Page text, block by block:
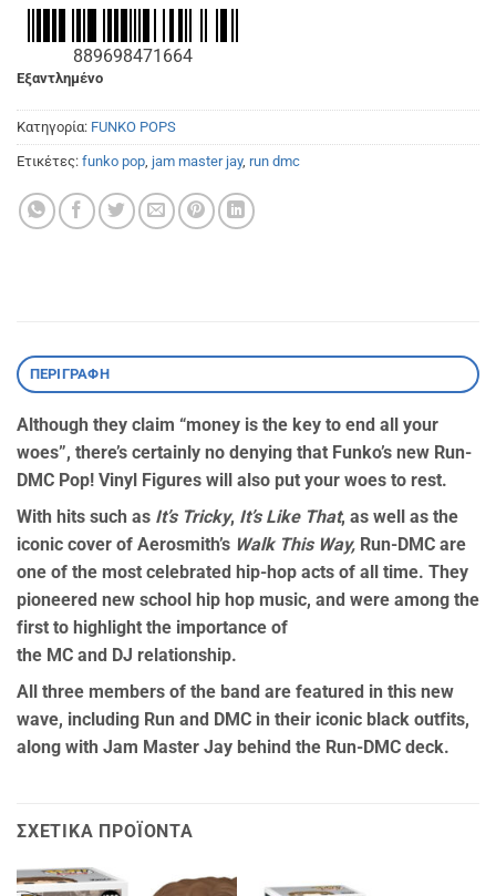
889698471664
Εξαντλημένο
Κατηγορία: FUNKO POPS
Ετικέτες: funko pop jam master jay, run dmc
ΠΕΡΙΓΡΑΦΉ
Although they claim “money is the key to end all your
woes”, there’s certainly no denying that Funko’s new Run-
DMC Pop! Vinyl Figures will also put your woes to rest.
With hits such as It’s Tricky, It’s Like That, as well as the
iconic cover of Aerosmith’s Walk This Way, Run-DMC are
one of the most celebrated hip-hop acts of all time. They
pioneered new school hip hop music, and were among the
first to highlight the importance of
the MC and DJ relationship.
All three members of the band are featured in this new
wave, including Run and DMC in their iconic black outfits,
along with Jam Master Jay behind the Run-DMC deck.
ΣΧΕΤΙΚΆ ΠΡΟΪΌΝΤΑ